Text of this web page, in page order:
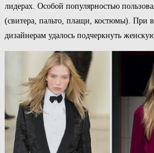
лидерах. Особой популярностью
(свитера, пальто, плащи, костюмы). При
дизайнерам удалось подчеркнуть